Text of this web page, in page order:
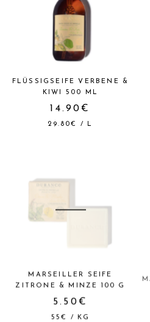
FLÜSSIGSEIFE VERBENE &
KIWI 500 ML
14.90€
29.80€ / L
MARSEILLER SEIFE
ZITRONE & MINZE 100 G
5.50€
55€ / KG